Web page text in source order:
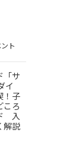
ト
「サ
イ
！子
ころ
入
解説